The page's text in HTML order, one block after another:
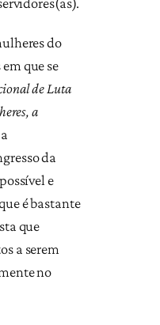
do
em que se
de Luta
a
da
e
é bastante
que
a serem
no